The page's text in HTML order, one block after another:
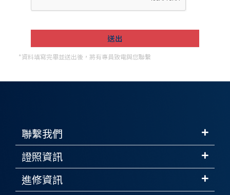
*資料填寫完畢並送出後，將有專員致電與您聯繫
聯繫我們
證照資訊
進修資訊